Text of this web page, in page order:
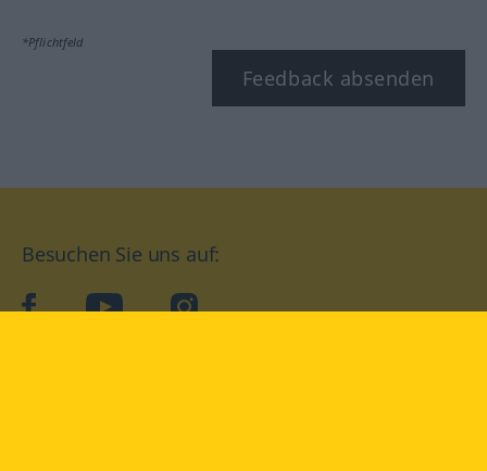
*Pflichtfeld
Feedback absenden
Besuchen Sie uns auf:
facebookYouTube Instagram